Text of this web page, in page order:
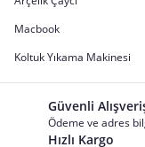
Macbook
Koltuk Yıkama Makinesi
Güvenli
Ödeme ve adres
Hızlı Kargo